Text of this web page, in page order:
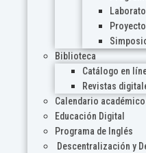
Biblioteca
Catálogo en
Revistas
Calendario académico
Educación Digital
Programa de Inglés
Descentralización y